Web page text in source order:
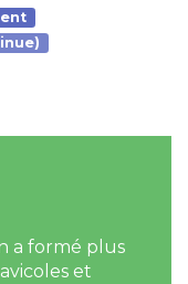
a formé plus
et